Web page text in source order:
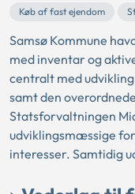
Køb af fast ejendom
Samsø Kommune
med inventar og
centralt med
samt den
Statsforvaltningen
udviklingsmæssige
interesser. Samtidig